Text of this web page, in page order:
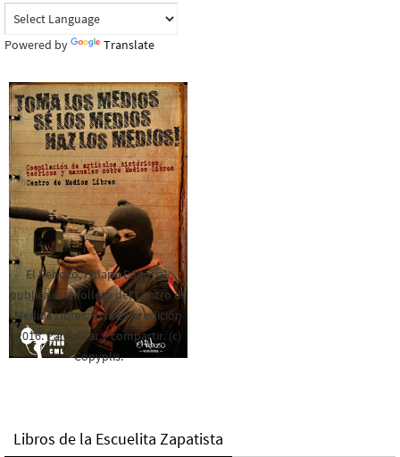
Powered by Translate
El Rebozo, Palapa Editorial,
publica este folleto del Centro de
Medios Libres. Esta es la edición
2016. Para rolar y compartir. (c)
Copyplis.
Libros de la Escuelita Zapatista